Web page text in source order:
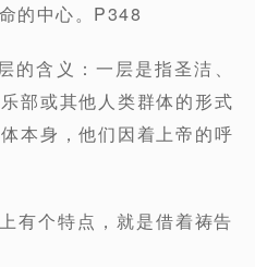
的中心。P348
的含义：一层是指圣洁、
部或其他人类群体的形式
本身，他们因着上帝的呼
有个特点，就是借着祷告